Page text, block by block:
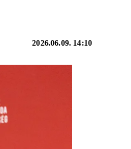
2026.06.09. 14:10